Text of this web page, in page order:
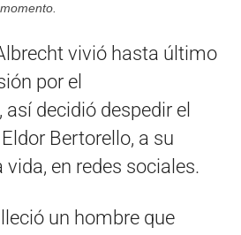
vivió hasta último
por el
decidió despedir el
Bertorello, a su
en redes sociales.
un hombre que